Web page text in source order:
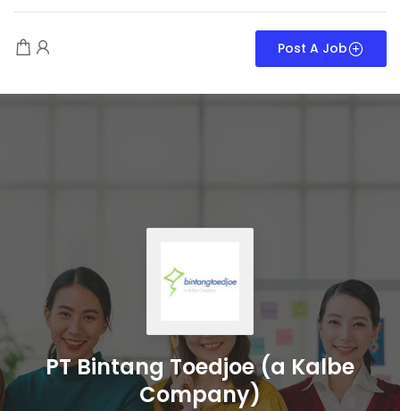
Post A Job
PT Bintang Toedjoe (a Kalbe
Company)